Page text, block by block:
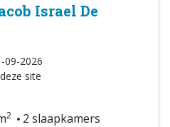
Israel De
09-2026
site
2 2 slaapkamers